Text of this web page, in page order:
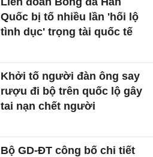
Quốc bị tố nhiều lần 'hối lộ
tình dục' trọng tài quốc tế
Khởi tố người đàn ông say
rượu đi bộ trên quốc lộ gây
tai nạn chết người
Bộ GD-ĐT công bố chi tiết